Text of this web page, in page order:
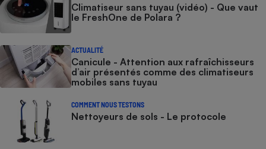
Climatiseur sans tuyau (vidéo) - Que vaut
le FreshOne de Polara ?
ACTUALITÉ
Canicule - Attention aux rafraîchisseurs
d’air présentés comme des climatiseurs
mobiles sans tuyau
COMMENT NOUS TESTONS
Nettoyeurs de sols - Le protocole